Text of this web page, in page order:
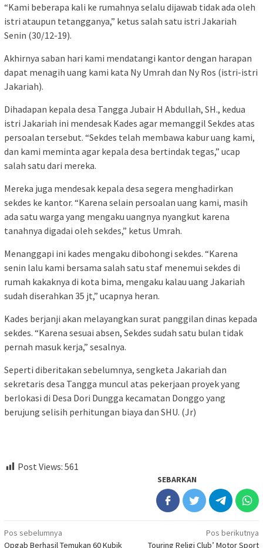
“Kami beberapa kali ke rumahnya selalu dijawab tidak ada oleh
istri ataupun tetangganya,” ketus salah satu istri Jakariah
Senin (30/12-19).
Akhirnya saban hari kami mendatangi kantor dengan harapan
dapat menagih uang kami kata Ny Umrah dan Ny Ros (istri-istri
Jakariah).
Dihadapan kepala desa Tangga Jubair H Abdullah, SH., kedua
istri Jakariah ini mendesak Kades agar memanggil Sekdes atas
persoalan tersebut. “Sekdes telah membawa kabur uang kami,
dan kami meminta agar kepala desa bertindak tegas,” ucap
salah satu dari mereka.
Mereka juga mendesak kepala desa segera menghadirkan
sekdes ke kantor. “Karena selain persoalan uang kami, masih
ada satu warga yang mengaku uangnya nyangkut karena
tanahnya digadai oleh sekdes,” ketus Umrah.
Menanggapi ini kades mengaku dibohongi sekdes. “Karena
senin lalu kami bersama salah satu staf menemui sekdes di
rumah kakaknya di kota bima, mengaku kalau uang Jakariah
sudah diserahkan 35 jt,” ucapnya heran.
Kades berjanji akan melayangkan surat panggilan dinas kepada
sekdes. “Karena sesuai absen, Sekdes sudah satu bulan tidak
pernah masuk kerja,” sesalnya.
Seperti diberitakan sebelumnya, sengketa Jakariah dan
sekretaris desa Tangga muncul atas pekerjaan proyek yang
berlokasi di Desa Dori Dungga kecamatan Donggo yang
berujung selisih perhitungan biaya dan SHU. (Jr)
Post Views: 561
SEBARKAN
Navigasi
Pos sebelumnya
Opgab Berhasil Temukan 60 Kubik
Pos berikutnya
Touring Religi Club’ Motor Sport